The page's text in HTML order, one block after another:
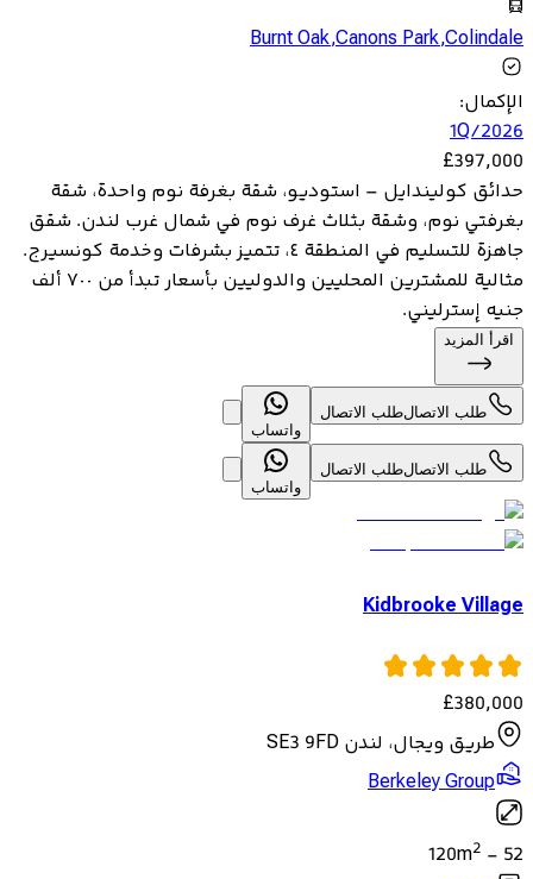
Burnt Oak,Canons Park,Colindale
الإكمال:
1Q/2026
£397,000
حدائق كوليندايل – استوديو، شقة بغرفة نوم واحدة، شقة
بغرفتي نوم، وشقة بثلاث غرف نوم في شمال غرب لندن. شقق
جاهزة للتسليم في المنطقة ٤، تتميز بشرفات وخدمة كونسيرج.
مثالية للمشترين المحليين والدوليين بأسعار تبدأ من ٧٠٠ ألف
جنيه إسترليني.
اقرأ المزيد
طلب الاتصالطلب الاتصال
واتساب
طلب الاتصالطلب الاتصال
واتساب
Kidbrooke Village
£380,000
طريق ويجال، لندن SE3 9FD
Berkeley Group
52
-
120m2